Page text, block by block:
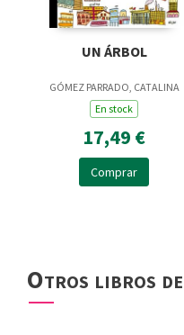
UN ÁRBOL
GÓMEZ PARRADO, CATALINA
En stock
17,49 €
Comprar
Otros libros